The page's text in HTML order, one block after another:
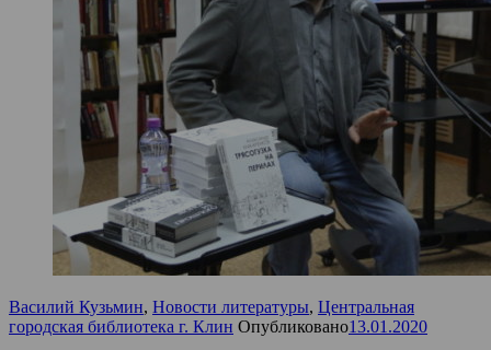
Василий Кузьмин, Новости литературы, Центральная
городская библиотека г. Клин Опубликовано13.01.2020